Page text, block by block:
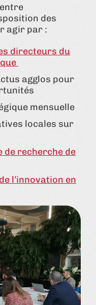
des
agir par :
directeurs du
agglos pour
mensuelle
locales sur
de recherche de
l’innovation en